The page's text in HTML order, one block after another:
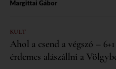
Margittai Gábor
KULT
Ahol a csend a végszó –
érdemes alászállni a